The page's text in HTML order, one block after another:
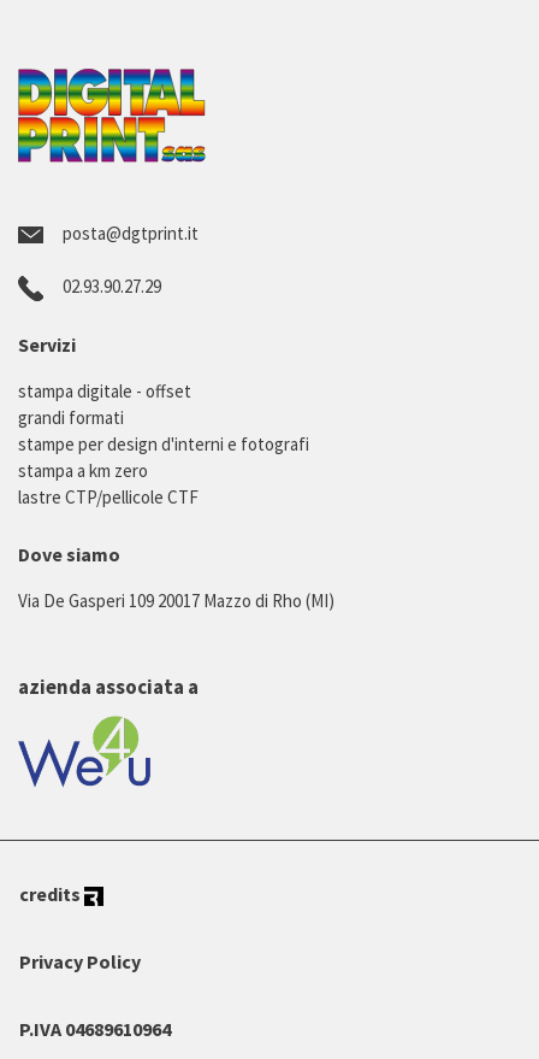
posta@dgtprint.it
02.93.90.27.29
Servizi
stampa digitale - offset
grandi formati
stampe per design d'interni e fotografi
stampa a km zero
lastre CTP/pellicole CTF
Dove siamo
Via De Gasperi 109 20017 Mazzo di Rho (MI)
azienda associata a
credits
Privacy Policy
P.IVA 04689610964